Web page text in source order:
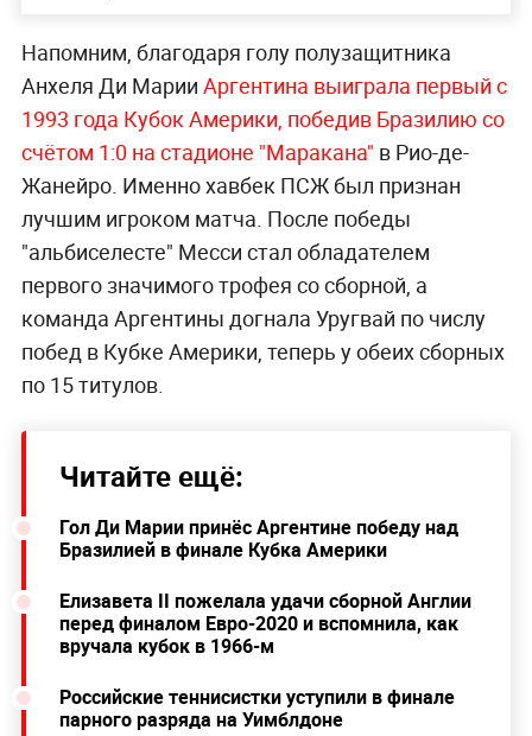
Напомним, благодаря голу полузащитника
Анхеля Ди Марии Аргентина выиграла первый с
1993 года Кубок Америки, победив Бразилию со
счётом 1:0 на стадионе "Маракана" в Рио-де-
Жанейро. Именно хавбек ПСЖ был признан
лучшим игроком матча. После победы
"альбиселесте" Месси стал обладателем
первого значимого трофея со сборной, а
команда Аргентины догнала Уругвай по числу
побед в Кубке Америки, теперь у обеих сборных
по 15 титулов.
Читайте ещё:
Гол Ди Марии принёс Аргентине победу над
Бразилией в финале Кубка Америки
Елизавета II пожелала удачи сборной Англии
перед финалом Евро-2020 и вспомнила, как
вручала кубок в 1966-м
Российские теннисистки уступили в финале
парного разряда на Уимблдоне